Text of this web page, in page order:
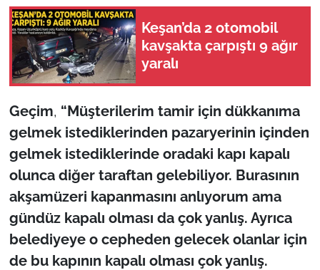
Keşan’da 2 otomobil
kavşakta çarpıştı 9 ağır
yaralı
Geçim, “Müşterilerim tamir için dükkanıma
gelmek istediklerinden pazaryerinin içinden
gelmek istediklerinde oradaki kapı kapalı
olunca diğer taraftan gelebiliyor. Burasının
akşamüzeri kapanmasını anlıyorum ama
gündüz kapalı olması da çok yanlış. Ayrıca
belediyeye o cepheden gelecek olanlar için
de bu kapının kapalı olması çok yanlış.
KIRKLARELİ
ÇANAKKALE
TÜRKİYE
Bölge
Güvenlik
Genel
Politika